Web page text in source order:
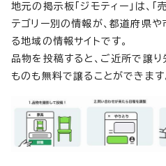
地元の掲示板「ジモティー」は、「
テゴリー別の情報が、都道府県
る地域の情報サイトです。
品物を投稿すると、ご近所で譲
ものも無料で譲ることができます